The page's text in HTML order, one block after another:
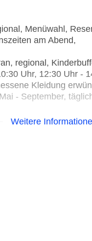
Menüwahl,
am Abend,
regional,
Uhr, 12:30 Uhr -
Kleidung
- September,
Weitere